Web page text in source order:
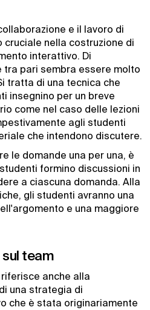
e il lavoro di
cruciale nella costruzione di
interattivo. Di
tra pari sembra essere molto
tratta di una tecnica che
insegnino per un breve
come nel caso delle lezioni
agli studenti
che intendono discutere.
le domande una per una, è
formino discussioni in
a ciascuna domanda. Alla
gli studenti avranno una
e una maggiore
team
anche alla
una strategia di
che è stata originariamente